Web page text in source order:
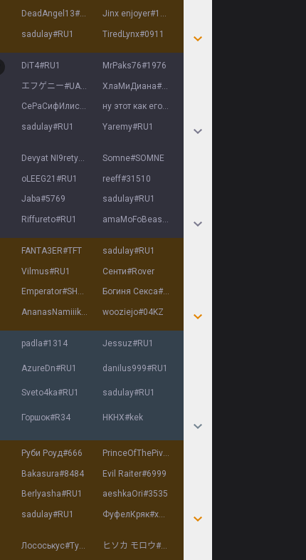
DeadAngel13#2847 Jinx enjoyer#13340
sadulay#RU1 TiredLynx#0911
DiT4#RU1 MrPaks76#1976
エフゲニー#UA25 ХлаМиДиaна#27491
СеРаСифИлиc
#sexy ну этот как его
#нутот
sadulay#RU1 Yaremy#RU1
Devyat NI9retyat ZEFSomne#SOMNE
oLEEG21 #RU1 reeff#31510
Jaba#5769 sadulay#RU1
Riffureto#RU1
FANTA3ER#TFT sadulay#RU1
Vilmus#RU1 Сенти#Rover
Emperator#SHANY Богиня Секса#sexy
wooziejo#04KZ
padla#1314 Jessuz#RU1
AzureDn#RU1 danilus999#RU1
Svеto4ka#RU1 sadulay#RU1
Горшок#R34 HKHX#kek
Руби Роуд#666 PrinceOfThePivo#
Bakasura#8484 Evil Raiter#6999
Berlyasha#RU1 aeshkaOri#3535
sadulay#RU1 ФуфелКряк#хехе
Лососькус#Тунец ヒソカ モロウ#32R